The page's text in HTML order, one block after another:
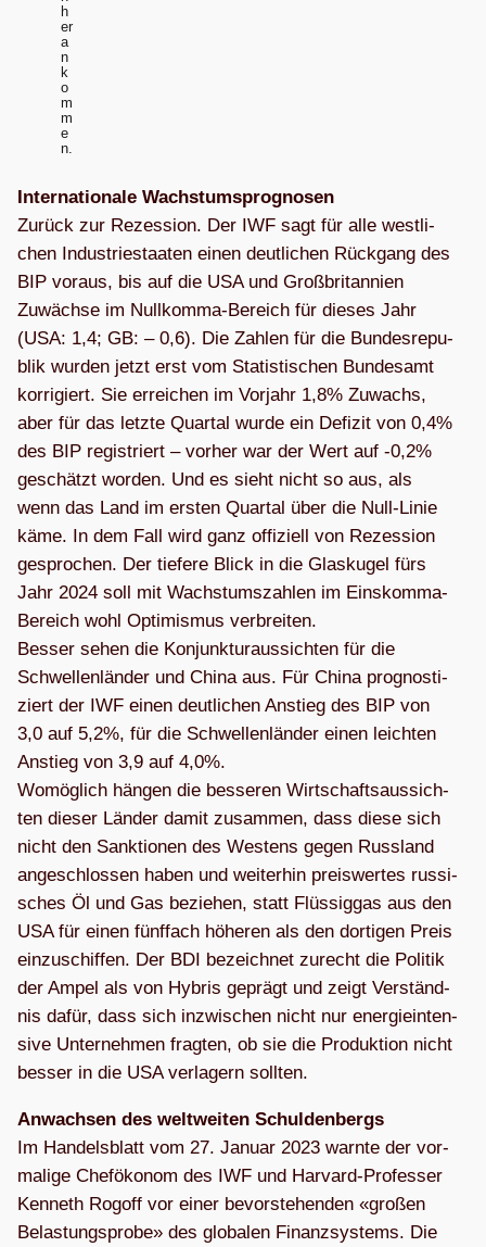
h
er
a
n
k
o
m
m
e
n.
Inter­na­tio­nale Wachs­tums­pro­gno­sen
Zurück zur Rezes­sion. Der IWF sagt für alle west­li­
chen Indus­trie­staa­ten einen deut­li­chen Rück­gang des
BIP vor­aus, bis auf die USA und Groß­bri­tan­nien
Zuwächse im Null­komma-Bereich für die­ses Jahr
(USA: 1,4; GB: – 0,6). Die Zah­len für die Bun­des­re­pu­
blik wur­den jetzt erst vom Sta­tis­ti­schen Bun­des­amt
kor­ri­giert. Sie errei­chen im Vor­jahr 1,8% Zuwachs,
aber für das letzte Quar­tal wurde ein Defi­zit von 0,4%
des BIP regis­triert – vor­her war der Wert auf ‑0,2%
geschätzt wor­den. Und es sieht nicht so aus, als
wenn das Land im ers­ten Quar­tal über die Null-Linie
käme. In dem Fall wird ganz offi­zi­ell von Rezes­sion
gespro­chen. Der tie­fere Blick in die Glas­ku­gel fürs
Jahr 2024 soll mit Wachs­tums­zah­len im Eins­komma-
Bereich wohl Opti­mis­mus ver­brei­ten.
Bes­ser sehen die Kon­junk­tur­aus­sich­ten für die
Schwel­len­län­der und China aus. Für China pro­gnos­ti­
ziert der IWF einen deut­li­chen Anstieg des BIP von
3,0 auf 5,2%, für die Schwel­len­län­der einen leich­ten
Anstieg von 3,9 auf 4,0%.
Womög­lich hän­gen die bes­se­ren Wirt­schafts­aus­sich­
ten die­ser Län­der damit zusam­men, dass diese sich
nicht den Sank­tio­nen des Wes­tens gegen Russ­land
ange­schlos­sen haben und wei­ter­hin preis­wer­tes rus­si­
sches Öl und Gas bezie­hen, statt Flüs­sig­gas aus den
USA für einen fünf­fach höhe­ren als den dor­ti­gen Preis
ein­zu­schif­fen. Der BDI bezeich­net zurecht die Poli­tik
der Ampel als von Hybris geprägt und zeigt Ver­ständ­
nis dafür, dass sich inzwi­schen nicht nur ener­gie­in­ten­
sive Unter­neh­men frag­ten, ob sie die Pro­duk­tion nicht
bes­ser in die USA ver­la­gern sollten.
Anwach­sen des welt­wei­ten Schul­den­bergs
Im Han­dels­blatt vom 27. Januar 2023 warnte der vor­
ma­lige Chef­öko­nom des IWF und Har­vard-Pro­fes­ser
Ken­neth Rog­off vor einer bevor­ste­hen­den «gro­ßen
Belas­tungs­probe» des glo­ba­len Finanz­sys­tems. Die